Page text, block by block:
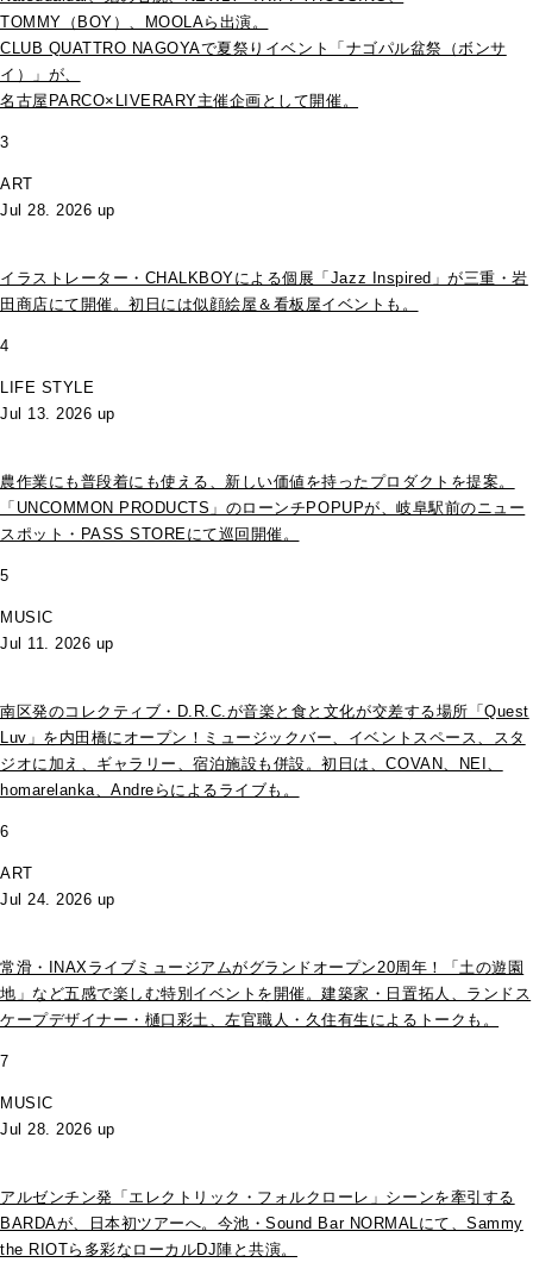
TOMMY（BOY）、MOOLAら出演。
CLUB QUATTRO NAGOYAで夏祭りイベント「ナゴパル盆祭（ボンサ
イ）」が、
名古屋PARCO×LIVERARY主催企画として開催。
3
ART
Jul 28. 2026 up
イラストレーター・CHALKBOYによる個展「Jazz Inspired」が三重・岩
田商店にて開催。初日には似顔絵屋＆看板屋イベントも。
4
LIFE STYLE
Jul 13. 2026 up
農作業にも普段着にも使える、新しい価値を持ったプロダクトを提案。
「UNCOMMON PRODUCTS」のローンチPOPUPが、岐阜駅前のニュー
スポット・PASS STOREにて巡回開催。
5
MUSIC
Jul 11. 2026 up
南区発のコレクティブ・D.R.C.が⾳楽と⾷と⽂化が交差する場所「Quest
Luv」を内田橋にオープン！ミュージックバー、イベントスペース、スタ
ジオに加え、ギャラリー、宿泊施設も併設。初日は、COVAN、NEI、
homarelanka、Andreらによるライブも。
6
ART
Jul 24. 2026 up
常滑・INAXライブミュージアムがグランドオープン20周年！「土の遊園
地」など五感で楽しむ特別イベントを開催。建築家・日置拓人、ランドス
ケープデザイナー・樋口彩土、左官職人・久住有生によるトークも。
7
MUSIC
Jul 28. 2026 up
アルゼンチン発「エレクトリック・フォルクローレ」シーンを牽引する
BARDAが、日本初ツアーへ。今池・Sound Bar NORMALにて、Sammy
the RIOTら多彩なローカルDJ陣と共演。